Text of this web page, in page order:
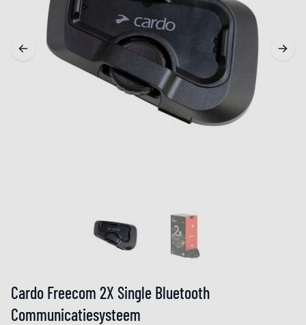
Cardo Freecom 2X Single Bluetooth
Communicatiesysteem